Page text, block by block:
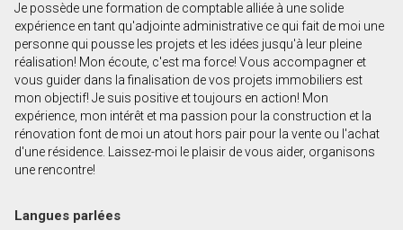
Téléphone
(Optionnel)
Message
Je possède une formation de comptable alliée à une solide
expérience en tant qu'adjointe administrative ce qui fait de moi une
personne qui pousse les projets et les idées jusqu'à leur pleine
réalisation! Mon écoute, c'est ma force! Vous accompagner et
vous guider dans la finalisation de vos projets immobiliers est
mon objectif! Je suis positive et toujours en action! Mon
expérience, mon intérêt et ma passion pour la construction et la
rénovation font de moi un atout hors pair pour la vente ou l'achat
d'une résidence. Laissez-moi le plaisir de vous aider, organisons
une rencontre!
Langues parlées